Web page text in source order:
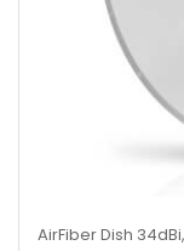
AirFiber Dish